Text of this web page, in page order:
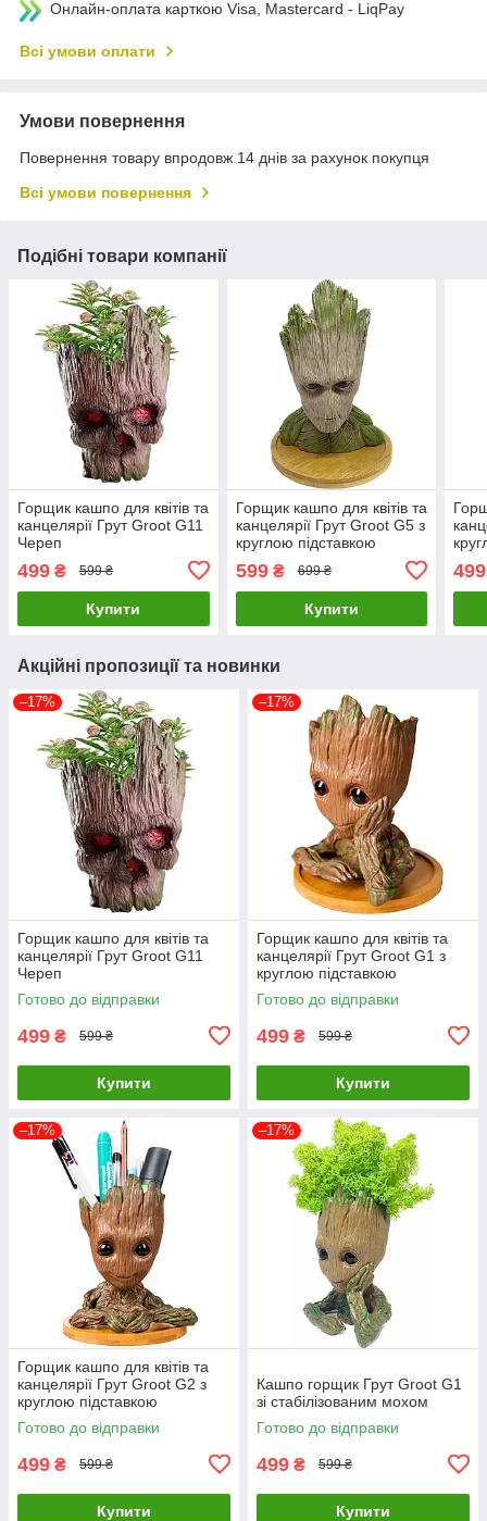
Онлайн-оплата карткою Visa, Mastercard - LiqPay
Всі умови оплати
Умови повернення
Повернення товару впродовж 14 днів за рахунок покупця
Всі умови повернення
Подібні товари компанії
Горщик кашпо для квітів та
канцелярії Грут Groot G11
Череп
499 ₴ 599 ₴
Купити
Горщик кашпо для квітів та
канцелярії Грут Groot G5 з
круглою підставкою
599₴ 699 ₴
Купити
499
Акційні пропозиції та новинки
–17%
Горщик кашпо для квітів та
канцелярії Грут Groot G11
Череп
Готово до відправки
499 ₴ 599 ₴
Купити
–17%
Горщик кашпо для квітів та
канцелярії Грут Groot G1 з
круглою підставкою
Готово до відправки
499 ₴ 599 ₴
Купити
–17%
Горщик кашпо для квітів та
канцелярії Грут Groot G2 з
круглою підставкою
Готово до відправки
499 ₴ 599 ₴
Купити
–17%
Кашпо горщик Грут Groot G1
зі стабілізованим мохом
Готово до відправки
499 ₴ 599 ₴
Купити